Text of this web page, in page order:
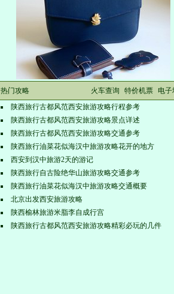
热门攻略 火车查询 特价机票
电子
陕西旅行古都风范西安旅游攻略行程参考
陕西旅行古都风范西安旅游攻略景点详述
陕西旅行古都风范西安旅游攻略交通参考
陕西旅行油菜花似海汉中旅游攻略花开的地方
西安到汉中旅游2天的游记
陕西旅行自古险绝华山旅游攻略交通参考
陕西旅行油菜花似海汉中旅游攻略交通概要
北京出发西安旅游攻略
陕西榆林旅游米脂李自成行宫
陕西旅行古都风范西安旅游攻略精彩必玩的几件